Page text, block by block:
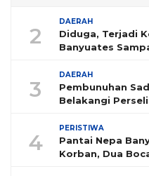
2
DAERAH
Diduga, Terjadi
Banyuates
3
DAERAH
Pembunuhan
Belakangi
4
PERISTIWA
Pantai Nepa
Korban, Dua